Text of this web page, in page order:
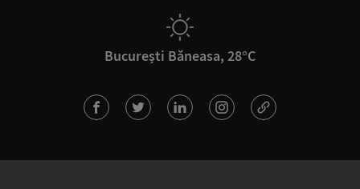
București Băneasa, 28°C